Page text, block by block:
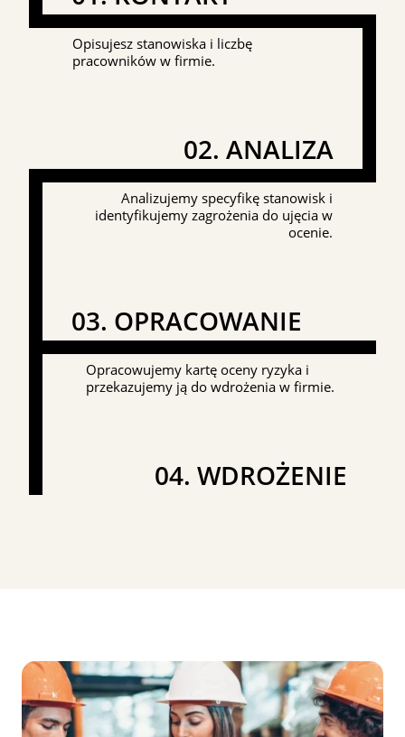
Opisujesz stanowiska i liczbę
pracowników w firmie.
02. ANALIZA
Analizujemy specyfikę stanowisk i
identyfikujemy zagrożenia do ujęcia w
ocenie.
03. OPRACOWANIE
Opracowujemy kartę oceny ryzyka i
przekazujemy ją do wdrożenia w firmie.
04. WDROŻENIE